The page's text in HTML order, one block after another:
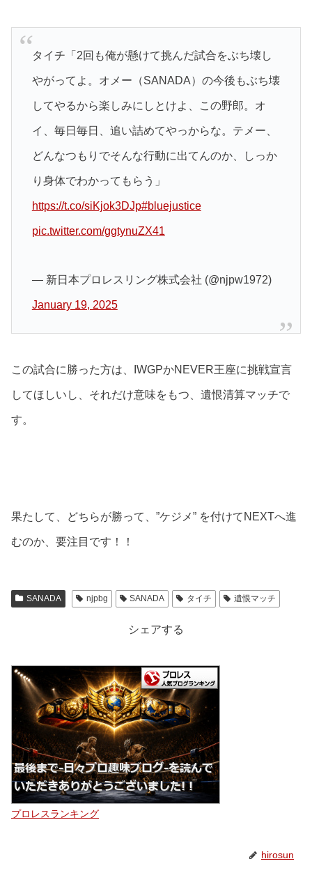
タイチ「2回も俺が懸けて挑んだ試合をぶち壊し
やがってよ。オメー（SANADA）の今後もぶち壊
してやるから楽しみにしとけよ、この野郎。オ
イ、毎日毎日、追い詰めてやっからな。テメー、
どんなつもりでそんな行動に出てんのか、しっか
り身体でわかってもらう」
https://t.co/siKjok3DJp#bluejustice
pic.twitter.com/ggtynuZX41
— 新日本プロレスリング株式会社 (@njpw1972)
January 19, 2025
この試合に勝った方は、IWGPかNEVER王座に挑戦宣言
してほしいし、それだけ意味をもつ、遺恨清算マッチで
す。
果たして、どちらが勝って、”ケジメ” を付けてNEXTへ進
むのか、要注目です！！
SANADA njpbg SANADA タイチ 遺恨マッチ
シェアする
プロレスランキング
hirosun